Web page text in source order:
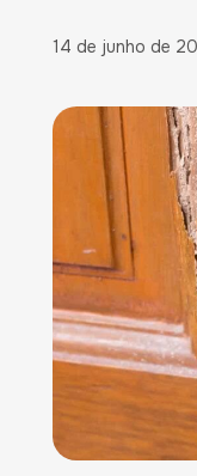
14 de junho de